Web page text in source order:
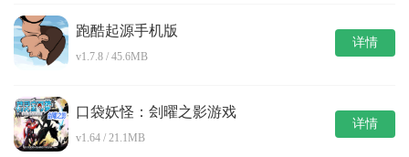
跑酷起源手机版
v1.7.8 / 45.6MB
详情
口袋妖怪：刽曜之影游戏
v1.64 / 21.1MB
详情